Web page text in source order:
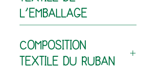
L'EMBALLAGE
COMPOSITION
TEXTILE DU RUBAN